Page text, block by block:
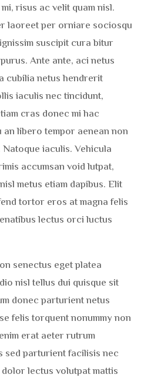
risus ac velit quam nisl.
laoreet per orniare sociosqu
suscipit cura bitur
Ante ante, aci netus
cubilia netus hendrerit
iaculis nec tincidunt,
cras donec mi hac
libero tempor aenean non
iaculis. Vehicula
accumsan void lutpat,
metus etiam dapibus. Elit
tortor eros at magna felis
lectus orci luctus
senectus eget platea
nisl tellus dui quisque sit
donec parturient netus
felis torquent nonummy non
erat aeter rutrum
sed parturient facilisis nec
lectus volutpat mattis